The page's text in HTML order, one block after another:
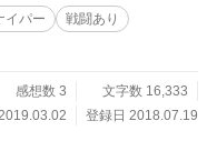
イパー
戦闘あり
感想数 3
文字数 16,333
登録日 2018.07.19